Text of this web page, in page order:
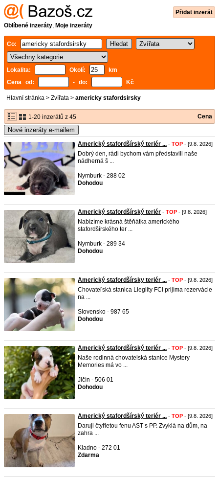
Přidat inzerát
Oblíbené inzeráty, Moje inzeráty
Co:
Lokalita: Okolí:
km
Cena od:
- do: Kč
Hlavní stránka > Zvířata > americky stafordsirsky
1-20 inzerátů z 45 Cena
Nové inzeráty e-mailem
Americký stafordšírský teriér ... - TOP - [9.8. 2026]
Dobrý den, rádi bychom vám představili naše
nádherná š ...
Nymburk - 288 02
Dohodou
Americký stafordšírský teriér - TOP - [9.8. 2026]
Nabízíme krásná štěňátka amerického
stafordšírského ter ...
Nymburk - 289 34
Dohodou
Americký stafordšírsky teriér ... - TOP - [9.8. 2026]
Chovateľská stanica Lieglity FCI prijíma rezervácie
na ...
Slovensko - 987 65
Dohodou
Americký stafordšírský teriér ... - TOP - [9.8. 2026]
Naše rodinná chovatelská stanice Mystery
Memories má vo ...
Jičín - 506 01
Dohodou
Americký stafordšírský teriér ... - TOP - [9.8. 2026]
Daruji čtyřletou fenu AST s PP. Zvyklá na dům, na
zahra ...
Kladno - 272 01
Zdarma